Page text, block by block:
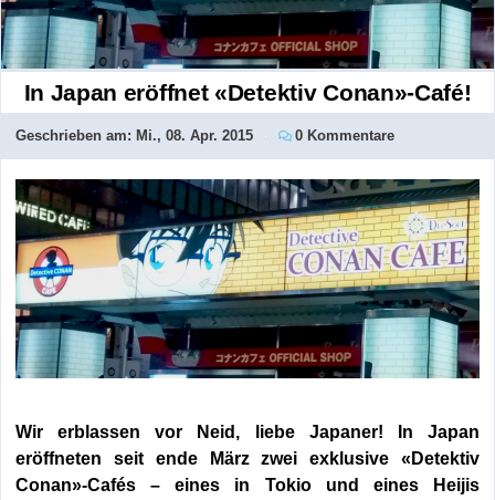
In Japan eröffnet «Detektiv Conan»-Café!
Geschrieben am: Mi., 08. Apr. 2015 0 Kommentare
Wir erblassen vor Neid, liebe Japaner! In Japan
eröffneten seit ende März zwei exklusive «Detektiv
Conan»-Cafés – eines in Tokio und eines Heijis